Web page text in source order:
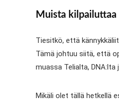
Muista
Tiesitkö, että
Tämä johtuu siitä, että
muassa Telialta, DNA:lta
Mikäli olet tällä hetkellä